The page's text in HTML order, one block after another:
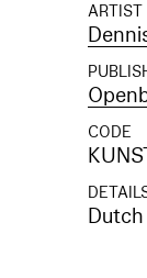
ARTIST
CODE
Dutch